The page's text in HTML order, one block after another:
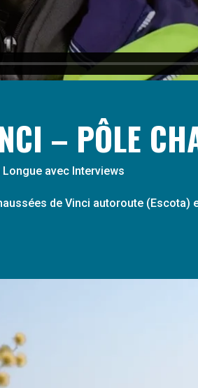
– PÔLE
avec Interviews
de Vinci autoroute (Escota)